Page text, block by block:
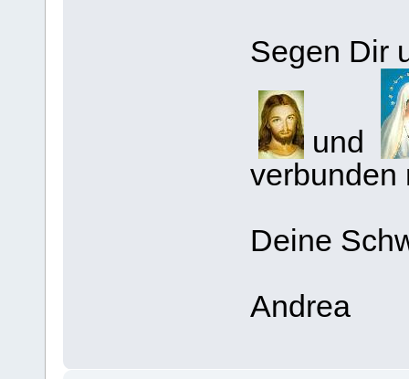
Segen Dir
und
verbunden
Deine
Andrea